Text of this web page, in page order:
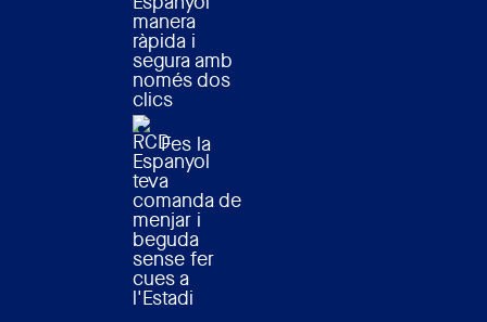
manera
ràpida i
segura amb
només dos
clics
Fes la
teva
comanda de
menjar i
beguda
sense fer
cues a
l'Estadi